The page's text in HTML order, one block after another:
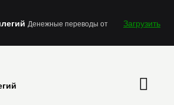
Денежные переводы от
Загрузить